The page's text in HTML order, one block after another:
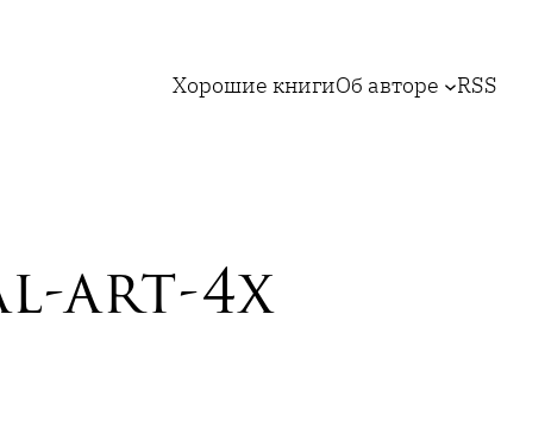
Хорошие книгиОб авторе RSS
art-4x